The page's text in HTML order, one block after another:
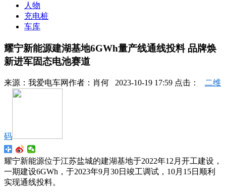
人物
充电桩
车库
耀宁新能源建湖基地6GWh量产线通线投料 品牌焕
新进军固态电池赛道
来源： 我爱电车网作者： 肖何 2023-10-19 17:59 点击： 二维
码
耀宁新能源位于江苏盐城的建湖基地于2022年12月开工建设，
一期建设6GWh，于2023年9月30日竣工调试，10月15日顺利
实现通线投料。